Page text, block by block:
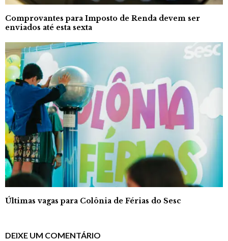
Comprovantes para Imposto de Renda devem ser
enviados até esta sexta
Últimas vagas para Colônia de Férias do Sesc
DEIXE UM COMENTÁRIO